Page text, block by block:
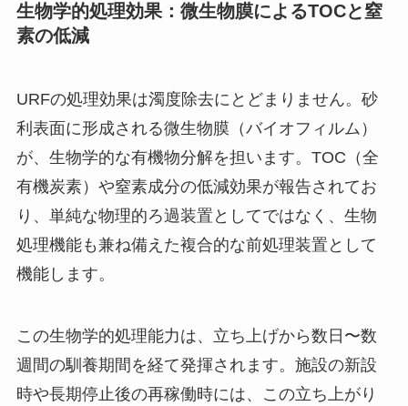
生物学的処理効果：微生物膜によるTOCと窒
素の低減
URFの処理効果は濁度除去にとどまりません。砂
利表面に形成される微生物膜（バイオフィルム）
が、生物学的な有機物分解を担います。TOC（全
有機炭素）や窒素成分の低減効果が報告されてお
り、単純な物理的ろ過装置としてではなく、生物
処理機能も兼ね備えた複合的な前処理装置として
機能します。
この生物学的処理能力は、立ち上げから数日〜数
週間の馴養期間を経て発揮されます。施設の新設
時や長期停止後の再稼働時には、この立ち上がり